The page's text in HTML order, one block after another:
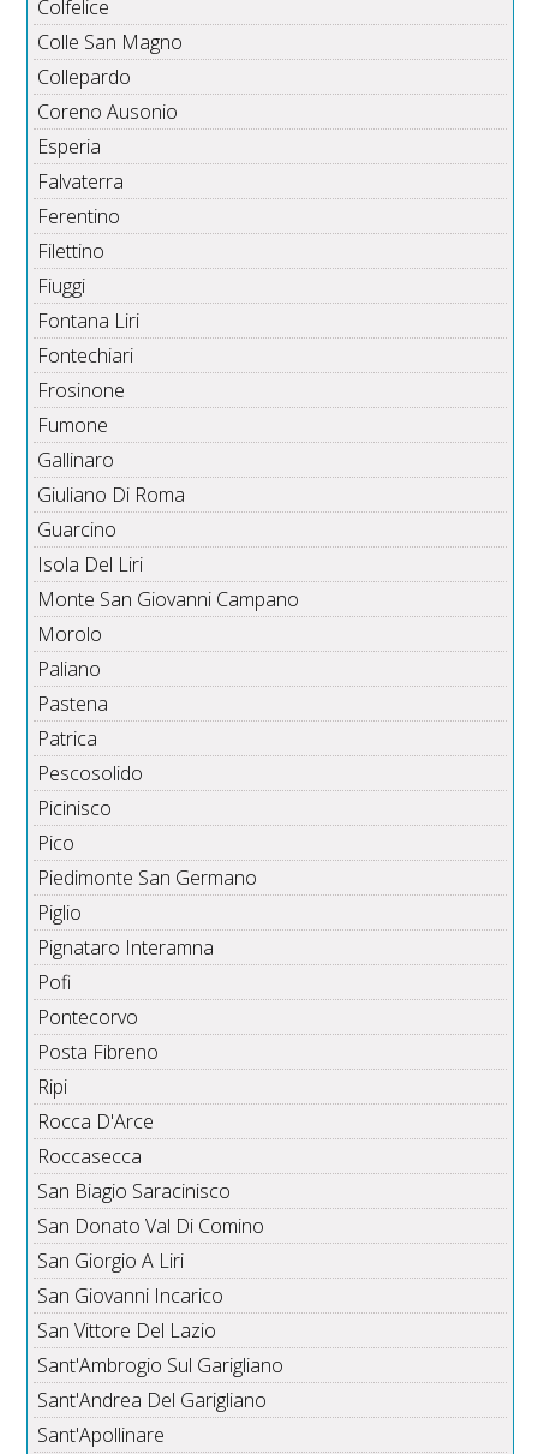
Colfelice
Colle San Magno
Collepardo
Coreno Ausonio
Esperia
Falvaterra
Ferentino
Filettino
Fiuggi
Fontana Liri
Fontechiari
Frosinone
Fumone
Gallinaro
Giuliano Di Roma
Guarcino
Isola Del Liri
Monte San Giovanni Campano
Morolo
Paliano
Pastena
Patrica
Pescosolido
Picinisco
Pico
Piedimonte San Germano
Piglio
Pignataro Interamna
Pofi
Pontecorvo
Posta Fibreno
Ripi
Rocca D'Arce
Roccasecca
San Biagio Saracinisco
San Donato Val Di Comino
San Giorgio A Liri
San Giovanni Incarico
San Vittore Del Lazio
Sant'Ambrogio Sul Garigliano
Sant'Andrea Del Garigliano
Sant'Apollinare